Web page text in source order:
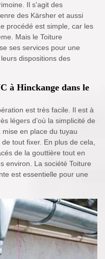
Il s'agit des
des Kärsher et aussi
procédé est simple, car les
Mais le Toiture
ses services pour une
dispositions des
à Hinckange dans le
est très facile. Il est à
légers d’où la simplicité de
en place du tuyau
tout fixer. En plus de cela,
de la gouttière tout en
environ. La société Toiture
est essentielle pour une